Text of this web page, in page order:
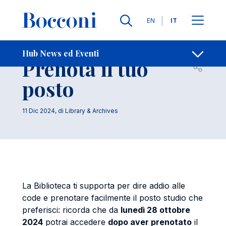
Lingue
EN IT
Hub News ed Eventi
Briciole di pane
Code addio!
Prenota il tuo
posto
Apri per
11 Dic 2024, di Library & Archives
La Biblioteca ti supporta per dire addio alle
code e prenotare facilmente il posto studio che
preferisci: ricorda che da lunedì 28 ottobre
2024 potrai accedere dopo aver prenotato il